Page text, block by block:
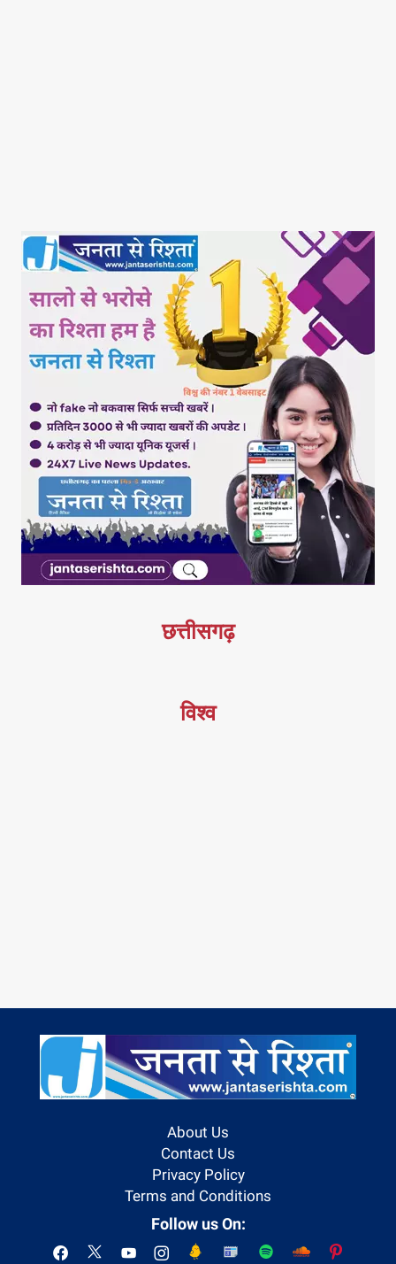
छत्तीसगढ़
विश्व
About Us
Contact Us
Privacy Policy
Terms and Conditions
Follow us On: